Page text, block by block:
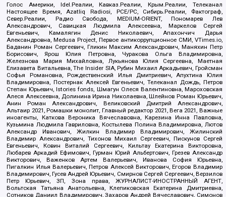
Голос Америки, Idel.Реалии, Кавказ.Реалии, Крым.Реалии, Телеканал
Настоящее Время, Azatliq Radiosi, PCE/PC, Сибирь.Реалии, Фактограф,
Север.Реалии, Радио Свобода, MEDIUM-ORIENT, Пономарев Лев
Александрович, Савицкая Людмила Алексеевна, Маркелов Сергей
Евгеньевич, Камалягин Денис Николаевич, Апахончич Дарья
Александровна, Medusa Project, Первое антикоррупционное СМИ, VTimes.io,
Баданин Роман Сергеевич, Гликин Максим Александрович, Маняхин Петр
Борисович, Ярош Юлия Петровна, Чуракова Ольга Владимировна,
Железнова Мария Михайловна, Лукьянова Юлия Сергеевна, Маетная
Елизавета Витальевна, The Insider SIA, Рубин Михаил Аркадьевич, Гройсман
Софья Романовна, Рождественский Илья Дмитриевич, Апухтина Юлия
Владимировна, Постернак Алексей Евгеньевич, Телеканал Дождь, Петров
Степан Юрьевич, Istories fonds, Шмагун Олеся Валентиновна, Мароховская
Алеся Алексеевна, Долинина Ирина Николаевна, Шлейнов Роман Юрьевич,
Анин Роман Александрович, Великовский Дмитрий Александрович,
Альтаир 2021, Ромашки монолит, Главный редактор 2021, Вега 2021, Важные
иноагенты, Каткова Вероника Вячеславовна, Карезина Инна Павловна,
Кузьмина Людмила Гавриловна, Костылева Полина Владимировна, Лютов
Александр Иванович, Жилкин Владимир Владимирович, Жилинский
Владимир Александрович, Тихонов Михаил Сергеевич, Пискунов Сергей
Евгеньевич, Ковин Виталий Сергеевич, Кильтау Екатерина Викторовна,
Любарев Аркадий Ефимович, Гурман Юрий Альбертович, Грезев Александр
Викторович, Важенков Артем Валерьевич, Иванова София Юрьевна,
Пигалкин Илья Валерьевич, Петров Алексей Викторович, Егоров Владимир
Владимирович, Гусев Андрей Юрьевич, Смирнов Сергей Сергеевич, Верзилов
Петр Юрьевич, ЗП, Зона права, ЖУРНАЛИСТ-ИНОСТРАННЫЙ АГЕНТ,
Вольтская Татьяна Анатольевна, Клепиковская Екатерина Дмитриевна,
Сотников Даниил Владимирович, Захаров Андрей Вячеславович, Симонов